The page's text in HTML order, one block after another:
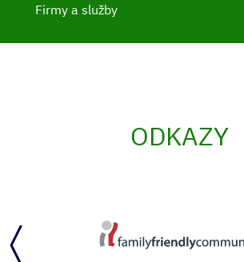
Firmy a služby
ODKAZY